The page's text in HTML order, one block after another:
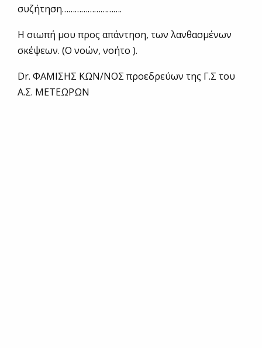
συζήτηση……………………….
Η σιωπή μου προς απάντηση, των λανθασμένων
σκέψεων. (Ο νοών, νοήτο ).
Dr. ΦΑΜΙΣΗΣ ΚΩΝ/ΝΟΣ προεδρεύων της Γ.Σ του
Α.Σ. ΜΕΤΕΩΡΩΝ